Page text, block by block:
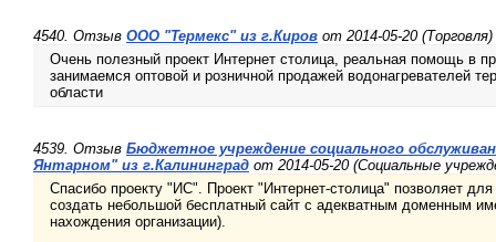
4540. Отзыв ООО "Термекс" из г.Киров от 2014-05-20 (Торговля)
Очень полезный проект Интернет столица, реальная помощь в
занимаемся оптовой и розничной продажей водонагревателей
области
4539. Отзыв Бюджетное учреждение социального
Янтарном" из г.Калининград от 2014-05-20 (Социальные
Спасибо проекту "ИС". Проект "Интернет-столица" позволяет
создать небольшой бесплатный сайт с адекватным доменным
нахождения организации).